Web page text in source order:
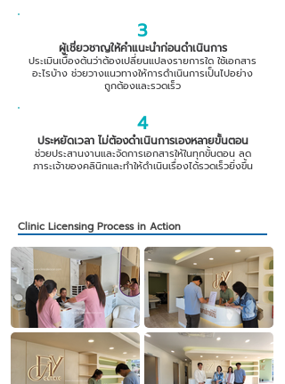
3
ผู้เชี่ยวชาญให้คำแนะนำก่อนดำเนินการ
ประเมินเบื้องต้นว่าต้องเปลี่ยนแปลงรายการใด ใช้เอกสาร
อะไรบ้าง ช่วยวางแนวทางให้การดำเนินการเป็นไปอย่าง
ถูกต้องและรวดเร็ว
4
ประหยัดเวลา ไม่ต้องดำเนินการเองหลายขั้นตอน
ช่วยประสานงานและจัดการเอกสารให้ในทุกขั้นตอน ลด
ภาระเจ้าของคลินิกและทำให้ดำเนินเรื่องได้รวดเร็วยิ่งขึ้น
Clinic Licensing Process in Action